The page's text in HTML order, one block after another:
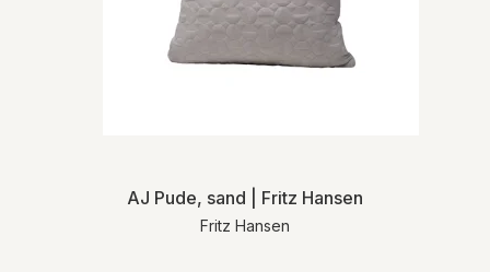
AJ Pude, sand | Fritz Hansen
Fritz Hansen